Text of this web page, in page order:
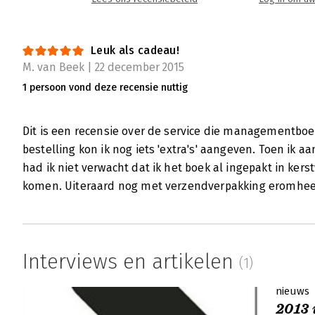
Leuk als cadeau!
M. van Beek | 22 december 2015
1 persoon vond deze recensie nuttig
Dit is een recensie over de service die
bestelling kon ik nog iets 'extra's' aangeven. Toen ik
had ik niet verwacht dat ik het boek al ingepakt in
komen. Uiteraard nog met verzendverpakking
Interviews en artikelen (1)
nieuws
2013